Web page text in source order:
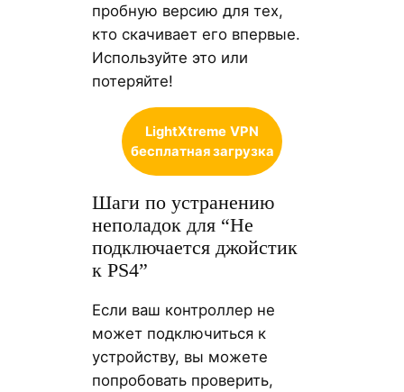
пробную версию для тех,
кто скачивает его впервые.
Используйте это или
потеряйте!
LightXtreme VPN
бесплатная загрузка
Шаги по устранению
неполадок для “Hе
подключается джойстик
к PS4”
Если ваш контроллер не
может подключиться к
устройству, вы можете
попробовать проверить,